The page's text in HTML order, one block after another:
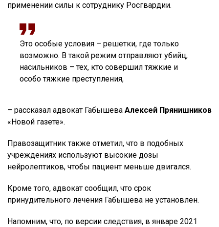
применении силы к сотруднику Росгвардии.
Это особые условия – решетки, где только
возможно. В такой режим отправляют убийц,
насильников – тех, кто совершил тяжкие и
особо тяжкие преступления,
– рассказал адвокат Габышева Алексей Прянишников
«Новой газете».
Правозащитник также отметил, что в подобных
учреждениях используют высокие дозы
нейролептиков, чтобы пациент меньше двигался.
Кроме того, адвокат сообщил, что срок
принудительного лечения Габышева не установлен.
Напомним, что, по версии следствия, в январе 2021